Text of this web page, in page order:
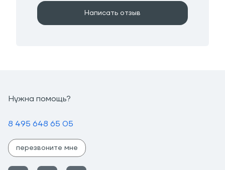
Написать отзыв
Нужна помощь?
8 495 648 65 05
перезвоните мне